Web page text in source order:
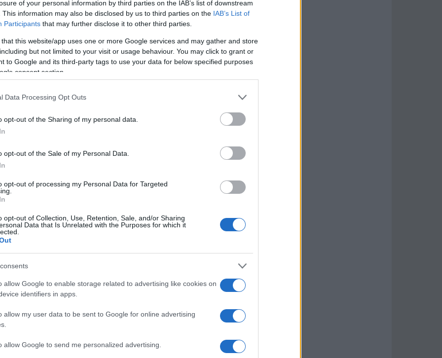
of your personal information by third parties on the IAB’s list of downstream
This information may also be disclosed by us to third parties on the IAB’s List of
Participants that may further disclose it to other third parties.
that this website/app uses one or more Google services and may gather and store
but not limited to your visit or usage behaviour. You may click to grant or
to Google and its third-party tags to use your data for below specified purposes
consent section.
Data Processing Opt Outs
opt-out of the Sharing of my personal data.
opt-out of the Sale of my Personal Data.
opt-out of processing my Personal Data for Targeted
opt-out of Collection, Use, Retention, Sale, and/or Sharing
Data that Is Unrelated with the Purposes for which it
allow Google to enable storage related to advertising like cookies on
identifiers in apps.
allow my user data to be sent to Google for online advertising
allow Google to send me personalized advertising.
le ho accusate tanto il primo anno al
Poi ho imparato anche a
fatta. Però avevo perso il gusto di
si costruiscono castelli, e in ancor
la nostra mentalità purtroppo. Venire in
per ritrovare quel piacere che avevo